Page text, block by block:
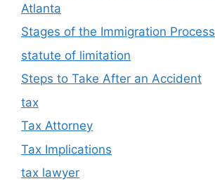
Atlanta
Stages of the Immigration Process
statute of limitation
Steps to Take After an Accident
tax
Tax Attorney
Tax Implications
tax lawyer